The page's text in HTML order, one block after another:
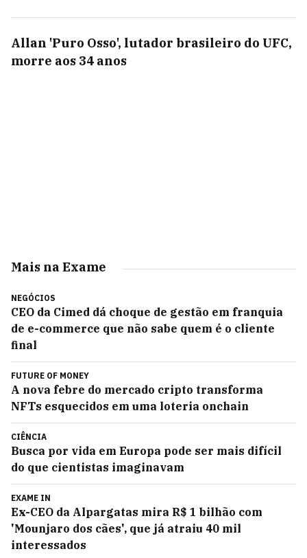
Allan 'Puro Osso', lutador brasileiro do UFC,
morre aos 34 anos
Mais na Exame
NEGÓCIOS
CEO da Cimed dá choque de gestão em franquia
de e-commerce que não sabe quem é o cliente
final
FUTURE OF MONEY
A nova febre do mercado cripto transforma
NFTs esquecidos em uma loteria onchain
CIÊNCIA
Busca por vida em Europa pode ser mais difícil
do que cientistas imaginavam
EXAME IN
Ex-CEO da Alpargatas mira R$ 1 bilhão com
'Mounjaro dos cães', que já atraiu 40 mil
interessados